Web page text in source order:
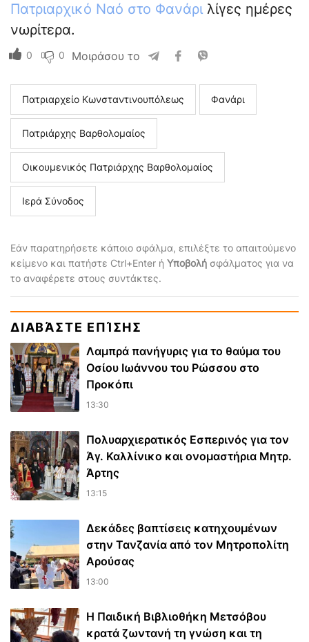
Πατριαρχικό Ναό στο Φανάριλίγες ημέρες
νωρίτερα.
0 0 Μοιράσου το
Πατριαρχείο Κωνσταντινουπόλεως Φανάρι
Πατριάρχης Βαρθολομαίος
Οικουμενικός Πατριάρχης Βαρθολομαίος
Ιερά Σύνοδος
Εάν παρατηρήσετε κάποιο σφάλμα, επιλέξτε το απαιτούμενο
κείμενο και πατήστε Ctrl+Enter ή Υποβολή σφάλματος για να
το αναφέρετε στους συντάκτες.
ΔΙΑΒΆΣΤΕ ΕΠΊΣΗΣ
Λαμπρά πανήγυρις για το θαύμα του
Οσίου Ιωάννου του Ρώσσου στο
Προκόπι
13:30
Πολυαρχιερατικός Εσπερινός για τον
Άγ. Καλλίνικο και ονομαστήρια Μητρ.
Άρτης
13:15
Δεκάδες βαπτίσεις κατηχουμένων
στην Τανζανία από τον Μητροπολίτη
Αρούσας
13:00
Η Παιδική Βιβλιοθήκη Μετσόβου
κρατά ζωντανή τη γνώση και τη